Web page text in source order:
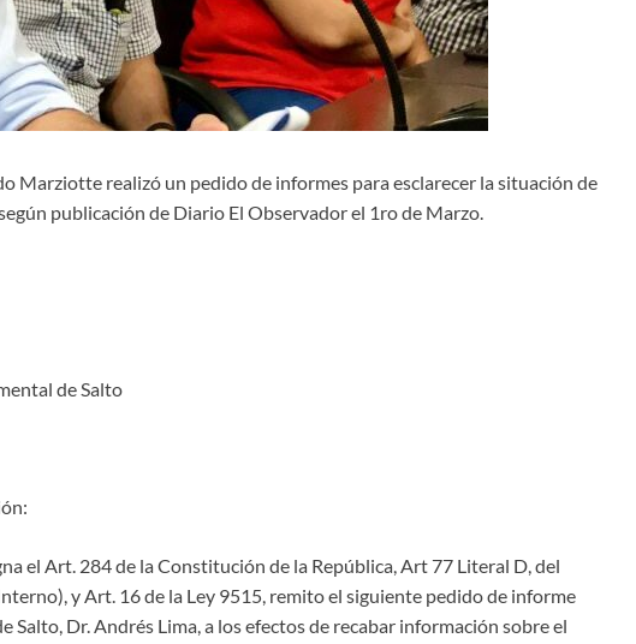
Marziotte realizó un pedido de informes para esclarecer la situación de
publicación de Diario El Observador el 1ro de Marzo.
de Salto
el Art. 284 de la Constitución de la República, Art 77 Literal D, del
y Art. 16 de la Ley 9515, remito el siguiente pedido de informe
Salto, Dr. Andrés Lima, a los efectos de recabar información sobre el